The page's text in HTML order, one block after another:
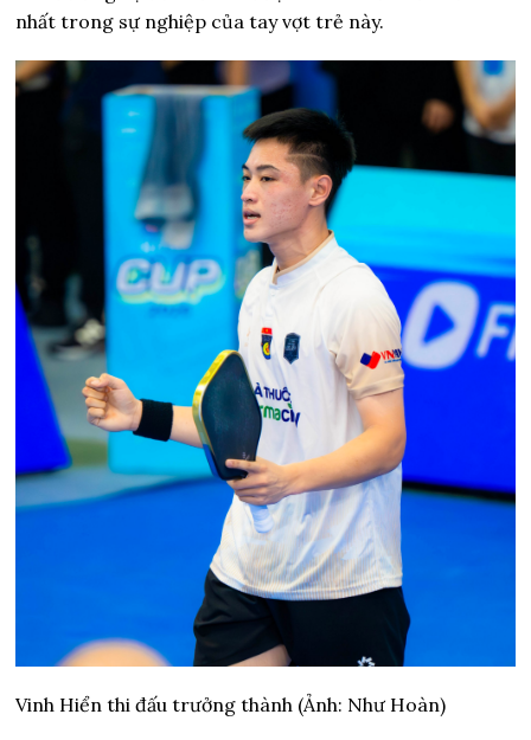
nhất trong sự nghiệp của tay vợt trẻ này.
Vinh Hiển thi đấu trưởng thành (Ảnh: Như Hoàn)